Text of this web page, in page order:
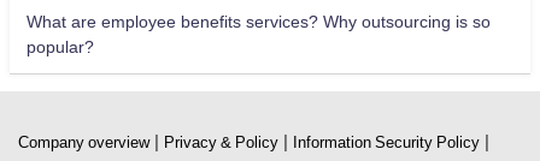
What are employee benefits services? Why outsourcing is so
popular?
Company overview| Privacy & Policy Information Security Policy